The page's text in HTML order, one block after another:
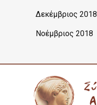
Δεκέμβριος 2018
Νοέμβριος 2018